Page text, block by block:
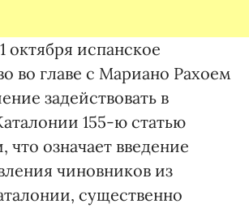
испанское
во главе с Мариано Рахоем
задействовать в
155-ю статью
что означает введение
чиновников из
существенно